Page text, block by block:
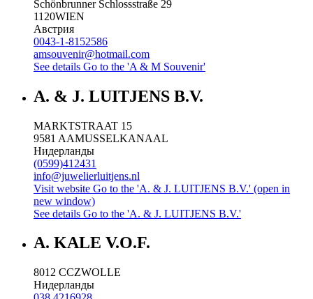
Schönbrunner Schlossstraße 29
1120WIEN
Австрия
0043-1-8152586
amsouvenir@hotmail.com
See details Go to the 'A & M Souvenir'
A. & J. LUITJENS B.V.
MARKTSTRAAT 15
9581 AAMUSSELKANAAL
Нидерланды
(0599)412431
info@juwelierluitjens.nl
Visit website Go to the 'A. & J. LUITJENS B.V.' (open in
new window)
See details Go to the 'A. & J. LUITJENS B.V.'
A. KALE V.O.F.
8012 CCZWOLLE
Нидерланды